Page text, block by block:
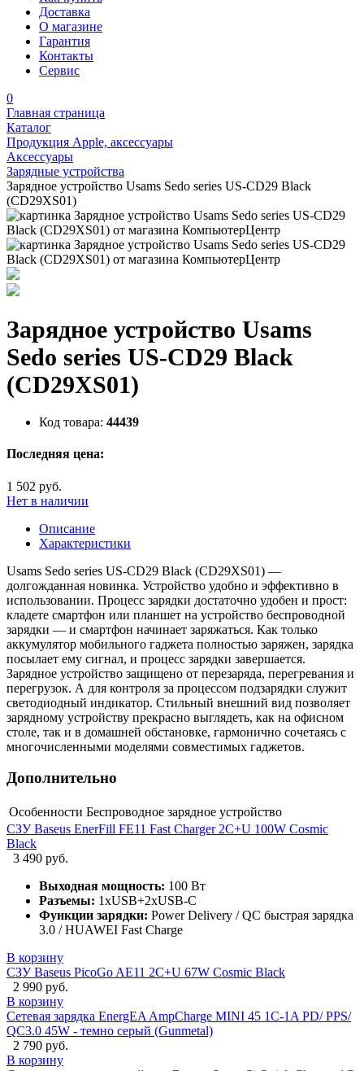
Доставка
О магазине
Гарантия
Контакты
Сервис
0
Главная страница
Каталог
Продукция Apple, аксессуары
Аксессуары
Зарядные устройства
Зарядное устройство Usams Sedo series US-CD29 Black
(CD29XS01)
Зарядное устройство Usams
Sedo series US-CD29 Black
(CD29XS01)
Код товара: 44439
Последняя цена:
1 502 руб.
Нет в наличии
Описание
Характеристики
Usams Sedo series US-CD29 Black (CD29XS01) —
долгожданная новинка. Устройство удобно и эффективно в
использовании. Процесс зарядки достаточно удобен и прост:
кладете смартфон или планшет на устройство беспроводной
зарядки — и смартфон начинает заряжаться. Как только
аккумулятор мобильного гаджета полностью заряжен, зарядка
посылает ему сигнал, и процесс зарядки завершается.
Зарядное устройство защищено от перезаряда, перегревания и
перегрузок. А для контроля за процессом подзарядки служит
светодиодный индикатор. Стильный внешний вид позволяет
зарядному устройству прекрасно выглядеть, как на офисном
столе, так и в домашней обстановке, гармонично сочетаясь с
многочисленными моделями совместимых гаджетов.
Дополнительно
Особенности Беспроводное зарядное устройство
СЗУ Baseus EnerFill FE11 Fast Charger 2C+U 100W Cosmic
Black
3 490 руб.
Выходная мощность: 100 Вт
Разъемы: 1xUSB+2xUSB-C
Функции зарядки: Power Delivery / QC быстрая зарядка
3.0 / HUAWEI Fast Charge
В корзину
СЗУ Baseus PicoGo AE11 2C+U 67W Cosmic Black
2 990 руб.
В корзину
Сетевая зарядка EnergEA AmpCharge MINI 45 1C-1A PD/ PPS/
QC3.0 45W - темно серый (Gunmetal)
2 790 руб.
В корзину